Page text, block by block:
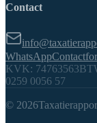
Contact
WhatsApp
KVK: 74763563
0259 0056 57
© 2026